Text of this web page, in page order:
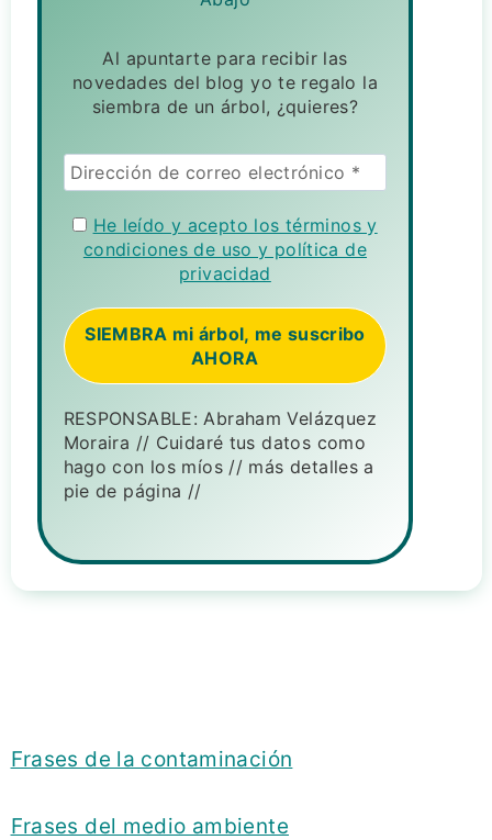
Al apuntarte para recibir las
novedades del blog yo te regalo la
siembra de un árbol, ¿quieres?
He leído y acepto los términos y
condiciones de uso y política de
privacidad
RESPONSABLE: Abraham Velázquez
Moraira // Cuidaré tus datos como
hago con los míos // más detalles a
pie de página //
Frases de la contaminación
Frases del medio ambiente